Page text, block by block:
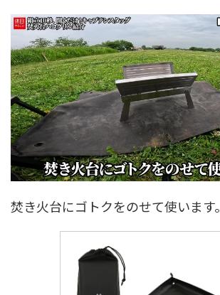
焚き火台にゴトクをのせて使います。